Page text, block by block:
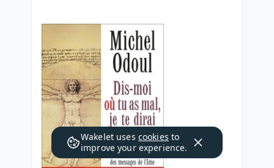
Wakelet uses cookies to
improve your experience.